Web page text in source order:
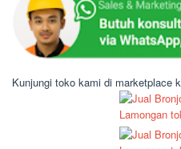
Kunjungi toko kami di marketplace